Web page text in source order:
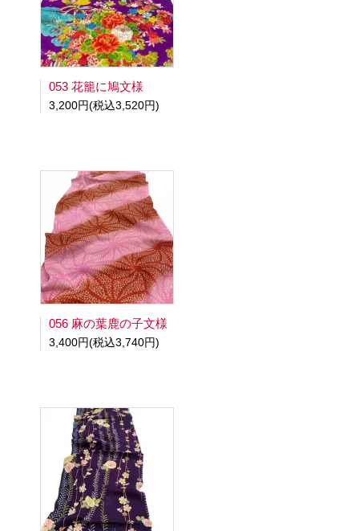
053 花籠に鳩文様
3,200円(税込3,520円)
056 麻の葉鹿の子文様
3,400円(税込3,740円)